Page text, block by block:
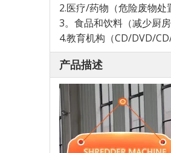
2.医疗/药物（危险废物处
3。食品和饮料（减少厨房
4.教育机构（CD/DVD/
产品描述